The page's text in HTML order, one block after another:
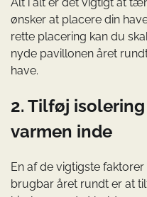
ønsker at placere din
rette placering kan du
nyde pavillonen året
have.
2. Tilføj
varmen inde
En af de vigtigste
brugbar året rundt er at